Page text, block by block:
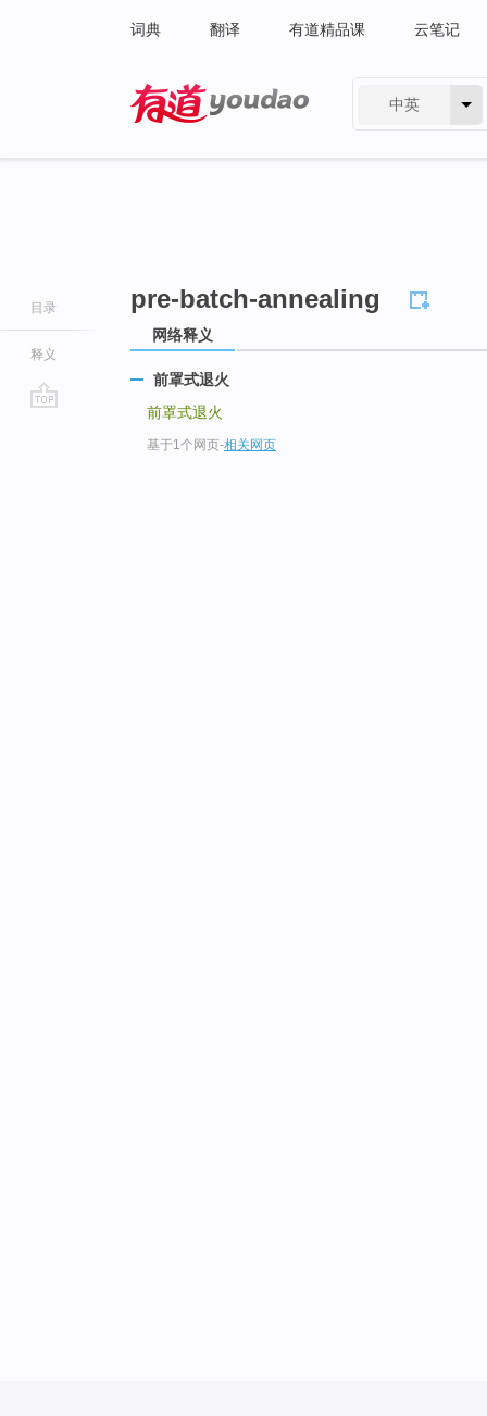
词典 翻译 有道精品课 云笔记
中英
目录
释义
pre-batch-annealing
网络释义
前罩式退火
前罩式退火
基于1个网页-相关网页